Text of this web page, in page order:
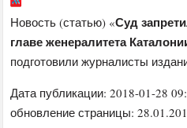
Новость (статью) «Суд
главе женералитета
подготовили журналисты
Дата публикации:2018-01-28
обновление страницы: